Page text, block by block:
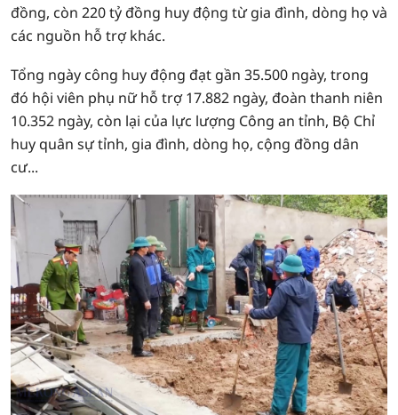
đồng, còn 220 tỷ đồng huy động từ gia đình, dòng họ và
các nguồn hỗ trợ khác.
Tổng ngày công huy động đạt gần 35.500 ngày, trong
đó hội viên phụ nữ hỗ trợ 17.882 ngày, đoàn thanh niên
10.352 ngày, còn lại của lực lượng Công an tỉnh, Bộ Chỉ
huy quân sự tỉnh, gia đình, dòng họ, cộng đồng dân
cư...